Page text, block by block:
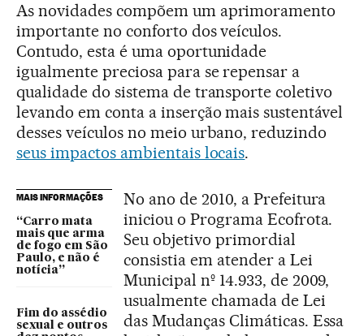
As novidades compõem um aprimoramento
importante no conforto dos veículos.
Contudo, esta é uma oportunidade
igualmente preciosa para se repensar a
qualidade do sistema de transporte coletivo
levando em conta a inserção mais sustentável
desses veículos no meio urbano, reduzindo
seus impactos ambientais locais.
MAIS INFORMAÇÕES
“Carro mata
mais que arma
de fogo em São
Paulo, e não é
notícia”
Fim do assédio
sexual e outros
No ano de 2010, a Prefeitura
iniciou o Programa Ecofrota.
Seu objetivo primordial
consistia em atender a Lei
Municipal nº 14.933, de 2009,
usualmente chamada de Lei
das Mudanças Climáticas. Essa